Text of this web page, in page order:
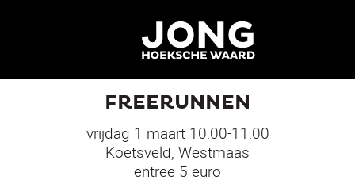
FREERUNNEN
vrijdag 1 maart 10:00-11:00
Koetsveld, Westmaas
entree 5 euro